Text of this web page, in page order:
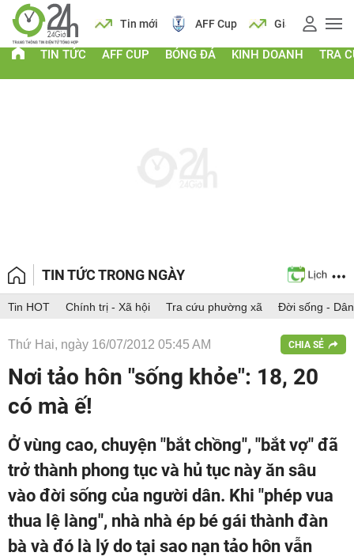
Lịch Tin mới AFF Cup Giá vàng
TIN TỨC AFF CUP BÓNG ĐÁ KINH DOANH TRA
TIN TỨC TRONG NGÀY
Tin HOT Chính trị - Xã hội Tra cứu phường xã Đời sống -
Thứ Hai, ngày 16/07/2012 05:45 AM CHIA SẺ
Nơi tảo hôn "sống khỏe": 18, 20
có mà ế!
Ở vùng cao, chuyện "bắt chồng", "bắt vợ" đã
trở thành phong tục và hủ tục này ăn sâu
vào đời sống của người dân. Khi "phép vua
thua lệ làng", nhà nhà ép bé gái thành đàn
bà và đó là lý do tại sao nạn tảo hôn vẫn